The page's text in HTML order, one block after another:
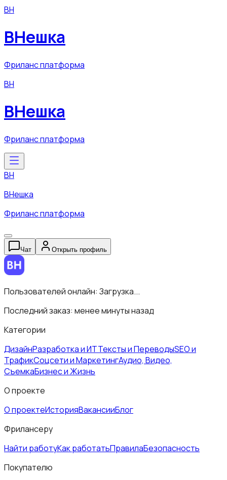
ВН
ВНешка
Фриланс платформа
ВН
ВНешка
Фриланс платформа
ВН
ВНешка
Фриланс платформа
Чат Открыть профиль
Пользователей онлайн: Загрузка...
Последний заказ: менее минуты назад
Категории
ДизайнРазработка и ИТТексты и ПереводыSEO и
ТрафикСоцсети и МаркетингАудио, Видео,
СъемкаБизнес и Жизнь
О проекте
О проектеИсторияВакансииБлог
Фрилансеру
Найти работуКак работатьПравилаБезопасность
Покупателю